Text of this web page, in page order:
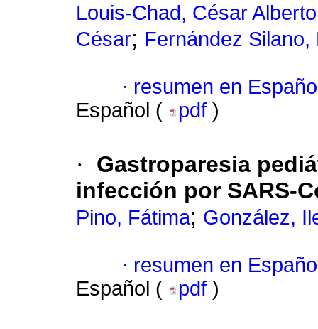
Louis-Chad, César Alberto
César; Fernández Silano,
· resumen en
Español (
pdf )
·
Gastroparesia
infección por SARS-
Pino, Fátima; González,
· resumen en
Español (
pdf )